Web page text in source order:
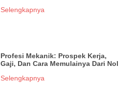
Selengkapnya
Profesi Mekanik: Prospek Kerja,
Gaji, Dan Cara Memulainya Dari Nol
Selengkapnya